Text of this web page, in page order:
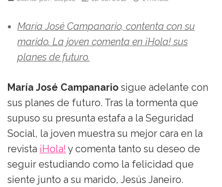
María José Campanario, contenta con su
marido. La joven comenta en ¡Hola! sus
planes de futuro.
María José Campanario sigue adelante con
sus planes de futuro. Tras la tormenta que
supuso su presunta estafa a la Seguridad
Social, la joven muestra su mejor cara en la
revista ¡Hola! y comenta tanto su deseo de
seguir estudiando como la felicidad que
siente junto a su marido, Jesús Janeiro.